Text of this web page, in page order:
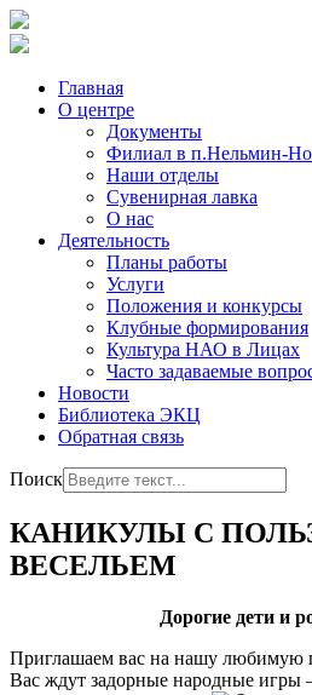
Главная
О центре
Документы
Филиал в п.Нельмин-
Наши отделы
Сувенирная лавка
О нас
Деятельность
Планы работы
Услуги
Положения и конкурсы
Клубные формирования
Культура НАО в Лицах
Часто задаваемые
Новости
Библиотека ЭКЦ
Обратная связь
Поиск
КАНИКУЛЫ С
ВЕСЕЛЬЕМ
Дорогие дети и
Приглашаем вас на нашу любимую
Вас ждут задорные народные игры